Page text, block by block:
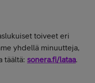
toiveet eri
yhdellä minuutteja,
täältä: sonera.fi/lataa.